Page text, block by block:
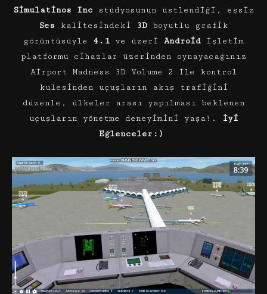
Simulatinos Inc stüdyosunun üstlendiği, eşsiz
Ses kalitesindeki 3D boyutlu grafik
görüntüsüyle 4.1ve üzeri Android işletim
platformu cihazlar üzerinden oynayacağınız
Airport Madness 3D Volume 2 ile kontrol
kulesinden uçuşların akış trafiğini
düzenle, ülkeler arası yapılması beklenen
uçuşların yönetme deneyimini yaşa!.
İyi
Eğlenceler:)